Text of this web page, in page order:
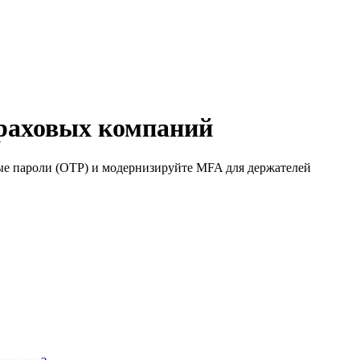
компаний
пароли (OTP) и модернизируйте MFA для держателей